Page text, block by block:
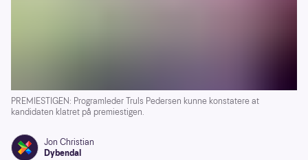
PREMIESTIGEN: Programleder Truls Pedersen kunne konstatere at
kandidaten klatret på premiestigen.
Jon Christian
Dybendal